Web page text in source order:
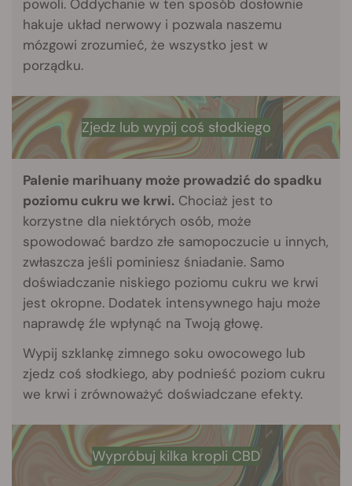
powoli. Oddychanie w ten sposób dosłownie
hakuje układ nerwowy i pozwala naszemu
mózgowi zrozumieć, że wszystko jest w
porządku.
Zjedz lub wypij coś słodkiego
Palenie marihuany może prowadzić do spadku
poziomu cukru we krwi. Chociaż jest to
korzystne dla niektórych osób, może
spowodować bardzo złe samopoczucie u innych,
zwłaszcza jeśli pominiesz śniadanie. Samo
doświadczanie niskiego poziomu cukru we krwi
jest okropne. Dodatek intensywnego haju może
naprawdę źle wpłynąć na Twoją głowę.
Wypij szklankę zimnego soku owocowego lub
zjedz coś słodkiego, aby podnieść poziom cukru
we krwi i zrównoważyć doświadczane efekty.
Wypróbuj kilka kropli CBD